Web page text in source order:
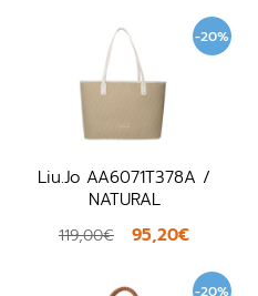
-20%
Liu.Jo AA6071T378A /
NATURAL
119,00€ 95,20€
-20%